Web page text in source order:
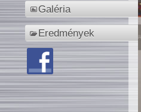
Galéria
Eredmények